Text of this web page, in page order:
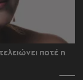
ποτέ η